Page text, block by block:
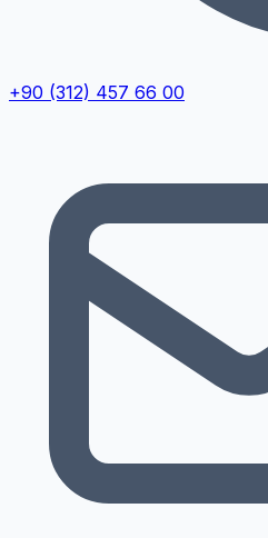
+90 (312) 457 66 00